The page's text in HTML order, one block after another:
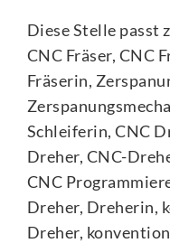
Diese Stelle passt
CNC Fräser, CNC
Fräserin,
Schleiferin, CNC
Dreher, CNC-
CNC
Dreher, Dreherin,
Dreher,